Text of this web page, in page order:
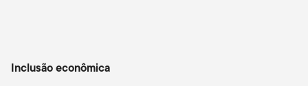
Inclusão econômica